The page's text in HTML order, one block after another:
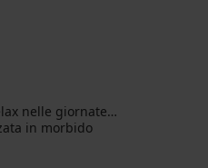
nelle giornate
in morbido